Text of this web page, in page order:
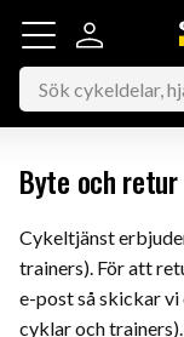
Meny
Byte och retur
Cykeltjänst
trainers). För att
e-post så skickar
cyklar och